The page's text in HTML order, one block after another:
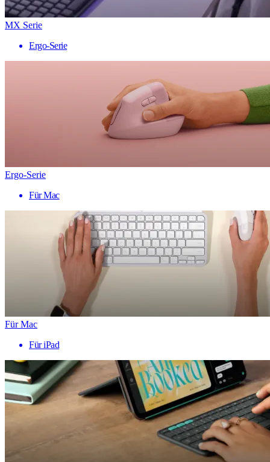
MX Serie
Ergo-Serie
Ergo-Serie
Für Mac
Für Mac
Für iPad